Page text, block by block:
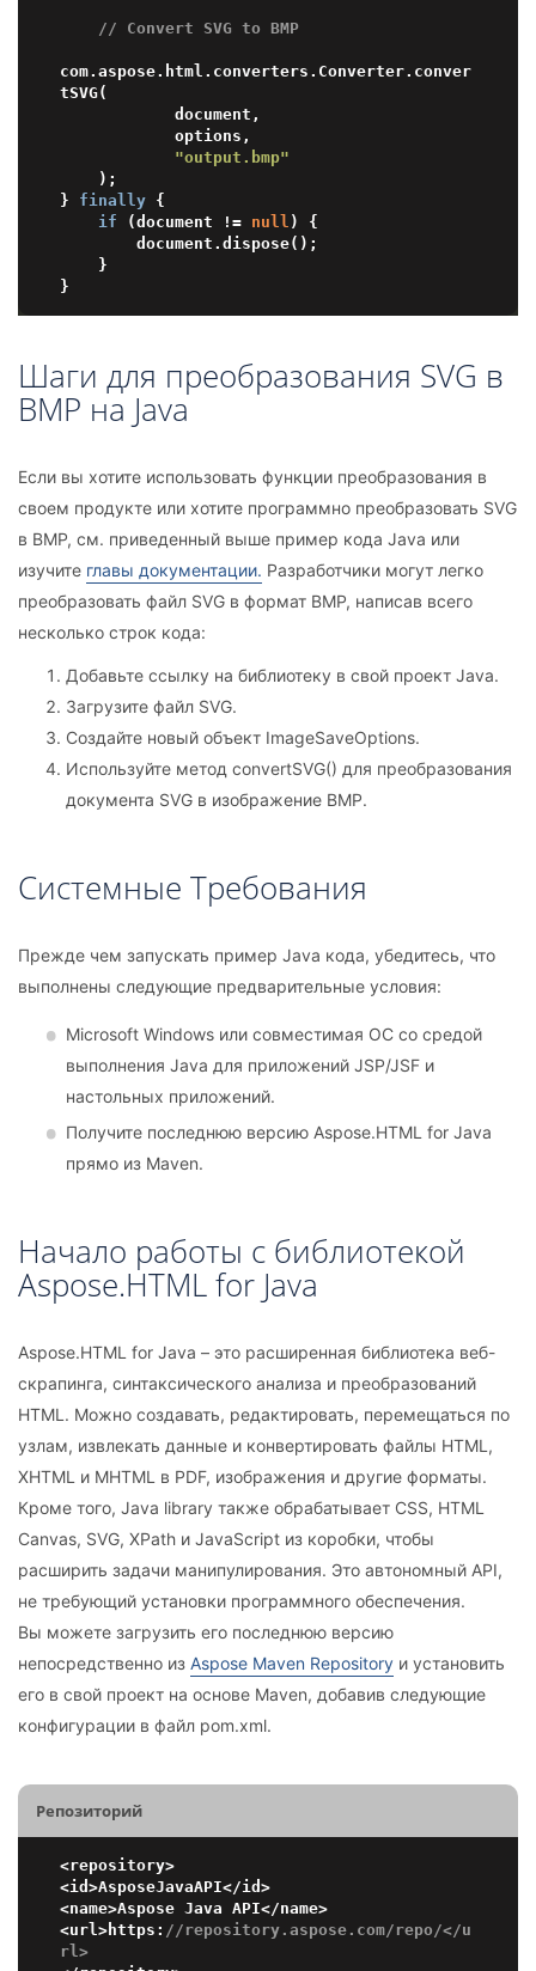
// Convert SVG to BMP
com.aspose.html.converters.Converter.conver
tSVG(
"output.bmp"
} finally {
if (document != null ) {
Шаги для преобразования SVG в
BMP на Java
Если вы хотите использовать функции преобразования в
своем продукте или хотите программно преобразовать SVG
в BMP, см. приведенный выше пример кода Java или
изучите главы документации. Разработчики могут легко
преобразовать файл SVG в формат BMP, написав всего
несколько строк кода:
Добавьте ссылку на библиотеку в свой проект Java.
Загрузите файл SVG.
Создайте новый объект ImageSaveOptions.
Используйте метод convertSVG() для преобразования
документа SVG в изображение BMP.
Системные Tребования
Прежде чем запускать пример Java кода, убедитесь, что
выполнены следующие предварительные условия:
Microsoft Windows или совместимая ОС со средой
выполнения Java для приложений JSP/JSF и
настольных приложений.
Получите последнюю версию Aspose.HTML for Java
прямо из Maven.
Начало работы с библиотекой
Aspose.HTML for Java
Aspose.HTML for Java – это расширенная библиотека веб-
скрапинга, синтаксического анализа и преобразований
HTML. Можно создавать, редактировать, перемещаться по
узлам, извлекать данные и конвертировать файлы HTML,
XHTML и MHTML в PDF, изображения и другие форматы.
Кроме того, Java library также обрабатывает CSS, HTML
Canvas, SVG, XPath и JavaScript из коробки, чтобы
расширить задачи манипулирования. Это автономный API,
не требующий установки программного обеспечения.
Вы можете загрузить его последнюю версию
непосредственно из Aspose Maven Repository и установить
его в свой проект на основе Maven, добавив следующие
конфигурации в файл pom.xml.
Репозиторий
<repository>
<id>AsposeJavaAPI</id>
<name>Aspose Java API</name>
<url>https: //repository.aspose.com/repo/</u
rl>